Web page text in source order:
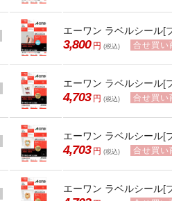
エーワン ラベルシール[
3,800 円 (税込) 合せ買い
エーワン ラベルシール[
4,703 円 (税込) 合せ買い
エーワン ラベルシール[
4,703 円 (税込) 合せ買い
エーワン ラベルシール[